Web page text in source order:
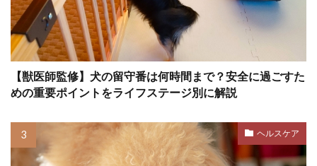
向き不向き
吠え
吠えの直し方
吠える
吠える原因
吠える理由
吠え対策
吠え癖 味付け
呼び戻し
呼吸
呼吸器疾患 咬傷事故
咬合抑制
問題行動 問題行動管理
嘔吐
嘔吐・下痢
嘔吐下痢
噛みつき
【獣医師監修】犬の留守番は何時間まで？安全に過ごすた
めの重要ポイントをライフステージ別に解説
ヘルスケア